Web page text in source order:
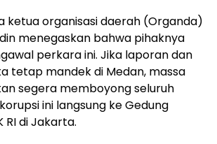
ketua organisasi daerah (Organda)
menegaskan bahwa pihaknya
perkara ini. Jika laporan dan
tetap mandek di Medan, massa
segera memboyong seluruh
ini langsung ke Gedung
RI di Jakarta.